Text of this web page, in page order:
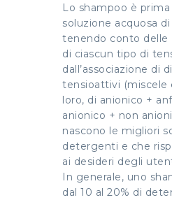
Lo shampoo è
soluzione acquosa
tenendo conto delle
di ciascun tipo di
dall’associazione di
tensioattivi (miscele
loro, di anionico +
anionico + non
nascono le migliori
detergenti e che
ai desideri degli
In generale, uno
dal 10 al 20% di